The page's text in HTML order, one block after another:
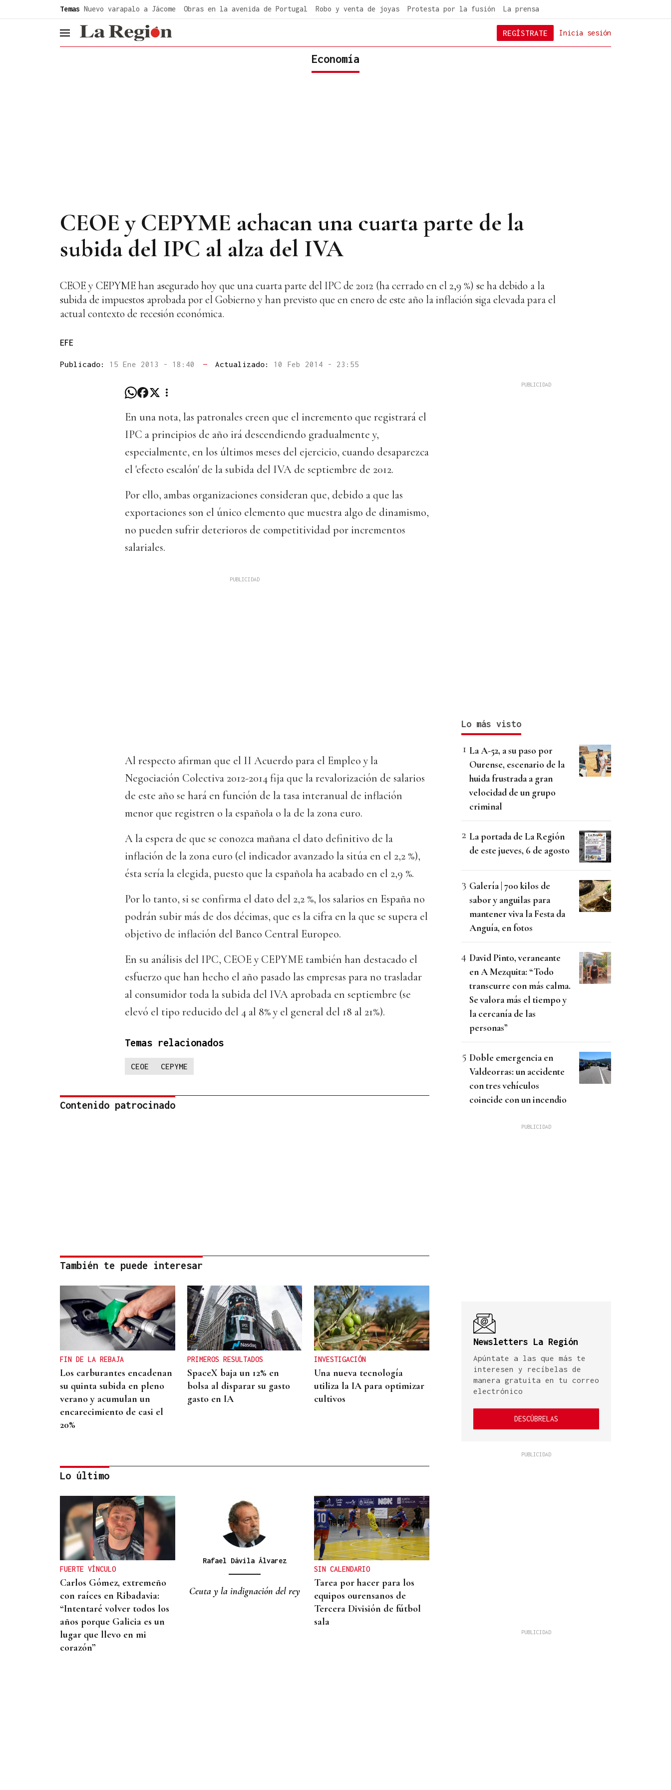
Temas Nuevo varapalo a Jácome Obras en la avenida de Portugal Robo y venta de joyas Protesta por la fusión La prensa
header.menu.open Inicia sesión
REGÍSTRATE
Economía
CEOE y CEPYME achacan una cuarta parte de la
subida del IPC al alza del IVA
CEOE y CEPYME han asegurado hoy que una cuarta parte del IPC de 2012 (ha cerrado en el 2,9 %) se ha debido a la
subida de impuestos aprobada por el Gobierno y han previsto que en enero de este año la inflación siga elevada para el
actual contexto de recesión económica.
EFE
Publicado: 15 Ene 2013 - 18:40 — Actualizado: 10 Feb 2014 - 23:55
En una nota, las patronales creen que el incremento que registrará el
IPC a principios de año irá descendiendo gradualmente y,
especialmente, en los últimos meses del ejercicio, cuando desaparezca
el 'efecto escalón' de la subida del IVA de septiembre de 2012.
Por ello, ambas organizaciones consideran que, debido a que las
exportaciones son el único elemento que muestra algo de dinamismo,
no pueden sufrir deterioros de competitividad por incrementos
salariales.
Al respecto afirman que el II Acuerdo para el Empleo y la
Negociación Colectiva 2012-2014 fija que la revalorización de salarios
de este año se hará en función de la tasa interanual de inflación
menor que registren o la española o la de la zona euro.
A la espera de que se conozca mañana el dato definitivo de la
inflación de la zona euro (el indicador avanzado la sitúa en el 2,2 %),
ésta sería la elegida, puesto que la española ha acabado en el 2,9 %.
Por lo tanto, si se confirma el dato del 2,2 %, los salarios en España no
podrán subir más de dos décimas, que es la cifra en la que se supera el
objetivo de inflación del Banco Central Europeo.
En su análisis del IPC, CEOE y CEPYME también han destacado el
esfuerzo que han hecho el año pasado las empresas para no trasladar
al consumidor toda la subida del IVA aprobada en septiembre (se
elevó el tipo reducido del 4 al 8% y el general del 18 al 21%).
Temas relacionados
CEOE CEPYME
Contenido patrocinado
También te puede interesar
FIN DE LA REBAJA
Los carburantes encadenan
su quinta subida en pleno
verano y acumulan un
encarecimiento de casi el
20%
PRIMEROS RESULTADOS
SpaceX baja un 12% en
bolsa al disparar su gasto
gasto en IA
INVESTIGACIÓN
Una nueva tecnología
utiliza la IA para optimizar
cultivos
SIEMENS GAMESA
El Ibex 35 abre la sesión con
un alza del 0,4% y acaricia
los históricos 20.100 puntos
Lo último
FUERTE VÍNCULO
Carlos Gómez, extremeño
con raíces en Ribadavia:
“Intentaré volver todos los
años porque Galicia es un
lugar que llevo en mi
corazón”
Rafael Dávila Álvarez
Ceuta y la indignación del rey
SIN CALENDARIO
Tarea por hacer para los
equipos ourensanos de
Tercera División de fútbol
sala
Lo más visto
La A-52, a su paso por
Ourense, escenario de la
huida frustrada a gran
velocidad de un grupo
criminal
La portada de La Región
de este jueves, 6 de agosto
Galería | 700 kilos de
sabor y anguilas para
mantener viva la Festa da
Anguía, en fotos
David Pinto, veraneante
en A Mezquita: “Todo
transcurre con más calma.
Se valora más el tiempo y
la cercanía de las
personas”
Doble emergencia en
Valdeorras: un accidente
con tres vehículos
coincide con un incendio
Newsletters La Región
Apúntate a las que más te
interesen y recíbelas de
manera gratuita en tu correo
electrónico
DESCÚBRELAS